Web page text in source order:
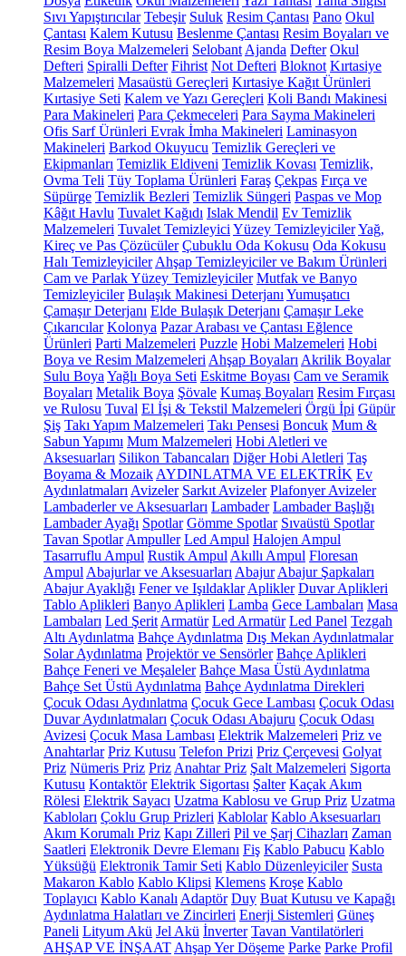
Sıvı Yapıştırıcılar Tebeşir Suluk Resim Çantası Pano Okul
Çantası Kalem Kutusu Beslenme Çantası Resim Boyaları ve
Resim Boya Malzemeleri Selobant Ajanda Defter Okul
Defteri Spiralli Defter Fihrist Not Defteri Bloknot Kırtasiye
Malzemeleri Masaüstü Gereçleri Kırtasiye Kağıt Ürünleri
Kırtasiye Seti Kalem ve Yazı Gereçleri Koli Bandı Makinesi
Para Makineleri Para Çekmeceleri Para Sayma Makineleri
Ofis Sarf Ürünleri Evrak İmha Makineleri Laminasyon
Makineleri Barkod Okuyucu Temizlik Gereçleri ve
Ekipmanları Temizlik Eldiveni Temizlik Kovası Temizlik,
Ovma Teli Tüy Toplama Ürünleri Faraş Çekpas Fırça ve
Süpürge Temizlik Bezleri Temizlik Süngeri Paspas ve Mop
Kâğıt Havlu Tuvalet Kağıdı Islak Mendil Ev Temizlik
Malzemeleri Tuvalet Temizleyici Yüzey TemizleyicilerYağ,
Kireç ve Pas Çözücüler Çubuklu Oda Kokusu Oda Kokusu
Halı Temizleyiciler Ahşap Temizleyiciler ve Bakım Ürünleri
Cam ve Parlak Yüzey Temizleyiciler Mutfak ve Banyo
Temizleyiciler Bulaşık Makinesi Deterjanı Yumuşatıcı
Çamaşır Deterjanı Elde Bulaşık Deterjanı Çamaşır Leke
Çıkarıcılar Kolonya Pazar Arabası ve Çantası Eğlence
Ürünleri Parti Malzemeleri Puzzle Hobi Malzemeleri Hobi
Boya ve Resim Malzemeleri Ahşap Boyaları Akrilik Boyalar
Sulu Boya Yağlı Boya Seti Eskitme Boyası Cam ve Seramik
Boyaları Metalik Boya Şövale Kumaş Boyaları Resim Fırçası
ve Rulosu Tuval El İşi & Tekstil Malzemeleri Örgü İpi Güpür
Şiş Takı Yapım Malzemeleri Takı Pensesi Boncuk Mum &
Sabun Yapımı Mum Malzemeleri Hobi Aletleri ve
Aksesuarları Silikon Tabancaları Diğer Hobi Aletleri Taş
Boyama & Mozaik AYDINLATMA VE ELEKTRİK Ev
Aydınlatmaları Avizeler Sarkıt Avizeler Plafonyer Avizeler
Lambaderler ve Aksesuarları Lambader Lambader Başlığı
Lambader Ayağı Spotlar Gömme Spotlar Sıvaüstü Spotlar
Tavan Spotlar Ampuller Led Ampul Halojen Ampul
Tasarruflu Ampul Rustik Ampul Akıllı Ampul Floresan
Ampul Abajurlar ve Aksesuarları Abajur Abajur Şapkaları
Abajur Ayaklığı Fener ve Işıldaklar Aplikler Duvar Aplikleri
Tablo Aplikleri Banyo Aplikleri Lamba Gece Lambaları Masa
Lambaları Led Şerit Armatür Led Armatür Led Panel Tezgah
Altı Aydınlatma Bahçe Aydınlatma Dış Mekan Aydınlatmalar
Solar Aydınlatma Projektör ve Sensörler Bahçe Aplikleri
Bahçe Feneri ve Meşaleler Bahçe Masa Üstü Aydınlatma
Bahçe Set Üstü Aydınlatma Bahçe Aydınlatma Direkleri
Çocuk Odası Aydınlatma Çocuk Gece Lambası Çocuk Odası
Duvar Aydınlatmaları Çocuk Odası Abajuru Çocuk Odası
Avizesi Çocuk Masa Lambası Elektrik Malzemeleri Priz ve
Anahtarlar Priz Kutusu Telefon Prizi Priz Çerçevesi Golyat
Priz Nümeris Priz Priz Anahtar Priz Şalt Malzemeleri Sigorta
Kutusu Kontaktör Elektrik Sigortası Şalter Kaçak Akım
Rölesi Elektrik Sayacı Uzatma Kablosu ve Grup Priz Uzatma
Kabloları Çoklu Grup Prizleri Kablolar Kablo Aksesuarları
Akım Korumalı Priz Kapı Zilleri Pil ve Şarj Cihazları Zaman
Saatleri Elektronik Devre Elemanı Fiş Kablo Pabucu Kablo
Yüksüğü Elektronik Tamir Seti Kablo Düzenleyiciler Susta
Makaron Kablo Kablo Klipsi Klemens Kroşe Kablo
Toplayıcı Kablo Kanalı Adaptör Duy Buat Kutusu ve Kapağı
Aydınlatma Halatları ve Zincirleri Enerji Sistemleri Güneş
Paneli Lityum Akü Jel Akü İnverter Tavan Vantilatörleri
AHŞAP VE İNŞAAT Ahşap Yer Döşeme Parke Parke Profil